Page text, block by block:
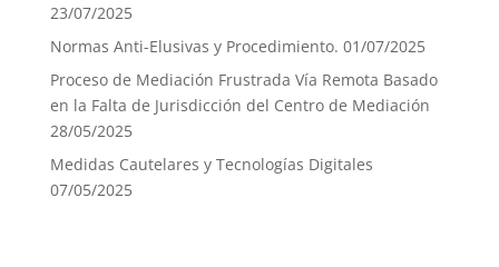
23/07/2025
Normas Anti-Elusivas y Procedimiento. 01/07/2025
Proceso de Mediación Frustrada Vía Remota Basado
en la Falta de Jurisdicción del Centro de Mediación
28/05/2025
Medidas Cautelares y Tecnologías Digitales
07/05/2025